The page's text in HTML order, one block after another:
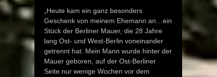
„Heute kam ein ganz besonders
Geschenk von meinem Ehemann an…ein
Stück der Berliner Mauer, die 28 Jahre
lang Ost- und West-Berlin voneinander
getrennt hat. Mein Mann wurde hinter der
Mauer geboren, auf der Ost-Berliner
Seite nur wenige Wochen vor dem